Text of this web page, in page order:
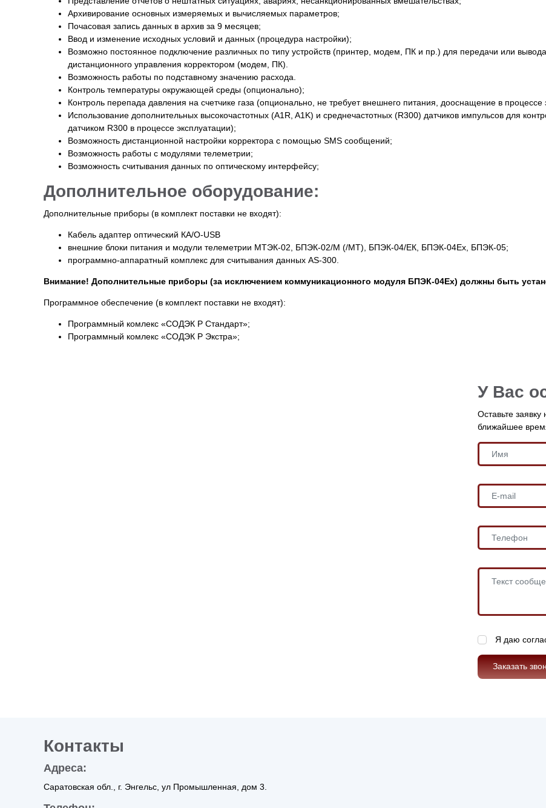
Архивирование основных измеряемых и вычисляемых параметров;
Почасовая запись данных в архив за 9 месяцев;
Ввод и изменение исходных условий и данных (процедура настройки);
Возможно постоянное подключение различных по типу устройств (принтер, модем, ПК и пр.) для передачи или вывода
дистанционного управления корректором (модем, ПК).
Возможность работы по подставному значению расхода.
Контроль температуры окружающей среды (опционально);
Контроль перепада давления на счетчике газа (опционально, не требует внешнего питания, дооснащение в процессе
Использование дополнительных высокочастотных (A1R, A1K) и среднечастотных (R300) датчиков импульсов для
датчиком R300 в процессе эксплуатации);
Возможность дистанционной настройки корректора с помощью SMS сообщений;
Возможность работы с модулями телеметрии;
Возможность считывания данных по оптическому интерфейсу;
Дополнительное оборудование:
Дополнительные приборы (в комплект поставки не входят):
Кабель адаптер оптический КА/О-USB
внешние блоки питания и модули телеметрии МТЭК-02, БПЭК-02/М (/МТ), БПЭК-04/ЕК, БПЭК-04Ех, БПЭК-05;
программно-аппаратный комплекс для считывания данных AS-300.
Внимание! Дополнительные приборы (за исключением коммуникационного модуля БПЭК-04Ех) должны быть
Программное обеспечение (в комплект поставки не входят):
Программный комлекс «СОДЭК Р Стандарт»;
Программный комлекс «СОДЭК Р Экстра»;
У Вас
Оставьте
ближайшее
Я даю
Заказать
Контакты
Адреса:
Саратовская обл., г. Энгельс, ул Промышленная, дом 3.